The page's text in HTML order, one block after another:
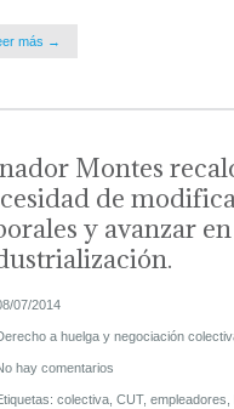
más →
Montes
de
y avanzar en
07/2014
a huelga y negociación
hay comentarios
colectiva CUT, empleadores